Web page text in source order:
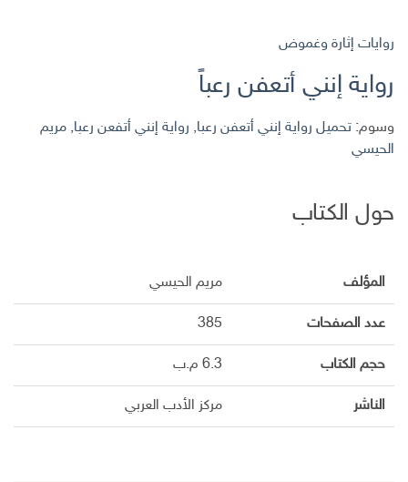
روايات إثارة وغموض
رواية إنني أتعفن رعباً
وسوم: تحميل رواية إنني أتعفن رعبا, رواية إنني أتفعن رعبا, مريم
الحيسي
حول الكتاب
المؤلف مريم الحيسي
عدد الصفحات 385
حجم الكتاب 6.3 م.ب
الناشر مركز الأدب العربي